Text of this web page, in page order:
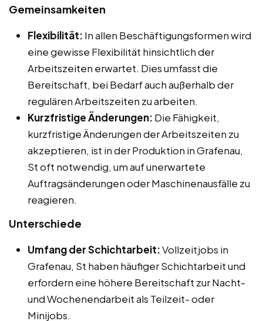
Gemeinsamkeiten
Flexibilität: In allen Beschäftigungsformen wird
eine gewisse Flexibilität hinsichtlich der
Arbeitszeiten erwartet. Dies umfasst die
Bereitschaft, bei Bedarf auch außerhalb der
regulären Arbeitszeiten zu arbeiten.
Kurzfristige Änderungen: Die Fähigkeit,
kurzfristige Änderungen der Arbeitszeiten zu
akzeptieren, ist in der Produktion in Grafenau,
St oft notwendig, um auf unerwartete
Auftragsänderungen oder Maschinenausfälle zu
reagieren.
Unterschiede
Umfang der Schichtarbeit:Vollzeitjobs in
Grafenau, St haben häufiger Schichtarbeit und
erfordern eine höhere Bereitschaft zur Nacht-
und Wochenendarbeit als Teilzeit- oder
Minijobs.